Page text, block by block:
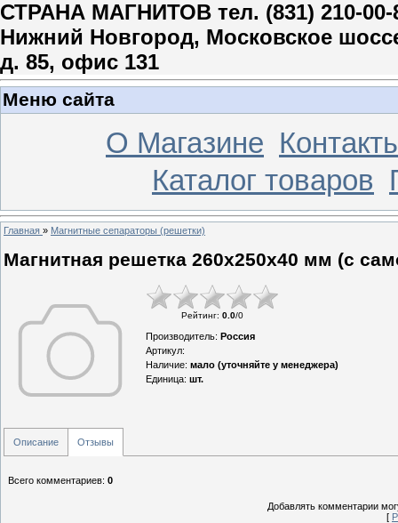
СТРАНА МАГНИТОВ тел. (831) 210-00-
Нижний Новгород, Московское
д. 85, офис 131
Меню сайта
О Магазине
Каталог товаров
Главная » Магнитные сепараторы (решетки)
Магнитная решетка 260х250х40 мм (с
Рейтинг: 0.0/0
Производитель: Россия
Артикул:
Наличие: мало (уточняйте у менеджера)
Единица: шт.
Описание Отзывы
Всего комментариев: 0
Добавлять комментарии
[